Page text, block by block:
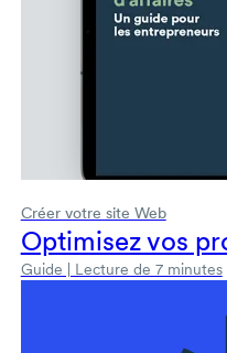
Créer votre site Web
Optimisez vos
Guide | Lecture de 7 minutes